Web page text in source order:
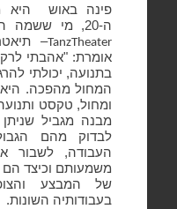
פינה באוש
היא
ה-20, מי ששמה הפך כמעט למושג נרדף ל
TanzTheater
–
אומרת: "אהבתי
בתנועה, יכולתי
המחול מהפכה. היא
ומחול, טקסט
מבנה מגביל
לבדוק מהם
העבודה, לשבור
משמעותם וכיצד
של המבצע
בעבודותיה השונות.